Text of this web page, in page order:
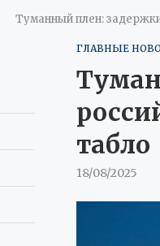
Туманный плен: задержки
ГЛАВНЫЕ
табло
18/08/2025